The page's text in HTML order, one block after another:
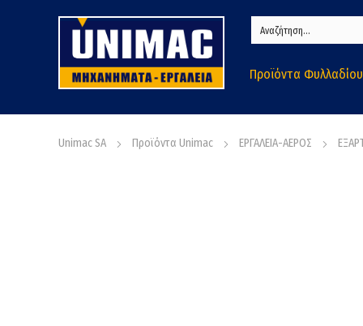
Προϊόντα Φυλλαδίου
Unimac SA Προϊόντα Unimac ΕΡΓΑΛΕΙΑ-ΑΕΡΟΣ